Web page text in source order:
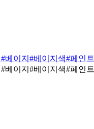
#베이지 #베이지색#페인트
#베이지 #베이지색#페인트